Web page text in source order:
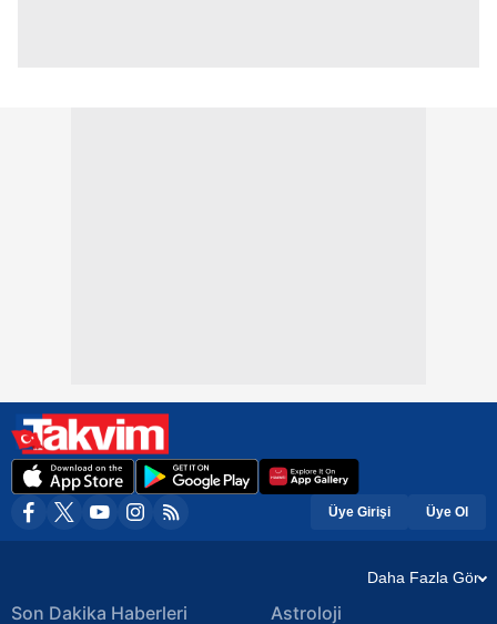
Üye Girişi Üye Ol
Daha Fazla Gör
Son Dakika Haberleri Astroloji